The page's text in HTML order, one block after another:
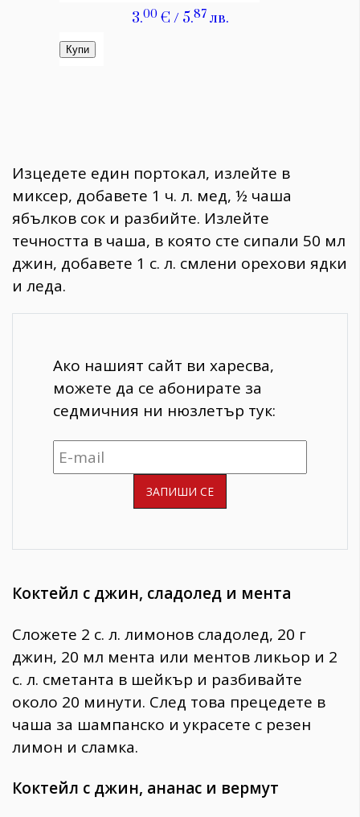
Изцедете един портокал, излейте в
миксер, добавете 1 ч. л. мед, ½ чаша
ябълков сок и разбийте. Излейте
течността в чаша, в която сте сипали 50 мл
джин, добавете 1 с. л. смлени орехови ядки
и леда.
Ако нашият сайт ви харесва,
можете да се абонирате за
седмичния ни нюзлетър тук:
Коктейл с джин, сладолед и мента
Сложете 2 с. л. лимонов сладолед, 20 г
джин, 20 мл мента или ментов ликьор и 2
с. л. сметанта в шейкър и разбивайте
около 20 минути. След това прецедете в
чаша за шампанско и украсете с резен
лимон и сламка.
Коктейл с джин, ананас и вермут